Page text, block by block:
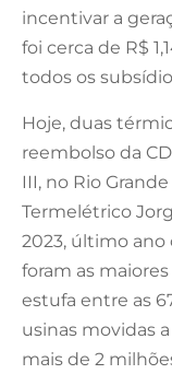
incentivar a
foi cerca de R$
todos os
Hoje, duas
reembolso da
III, no Rio
Termelétrico
2023, último ano
foram as
estufa entre as
usinas movidas
mais de 2